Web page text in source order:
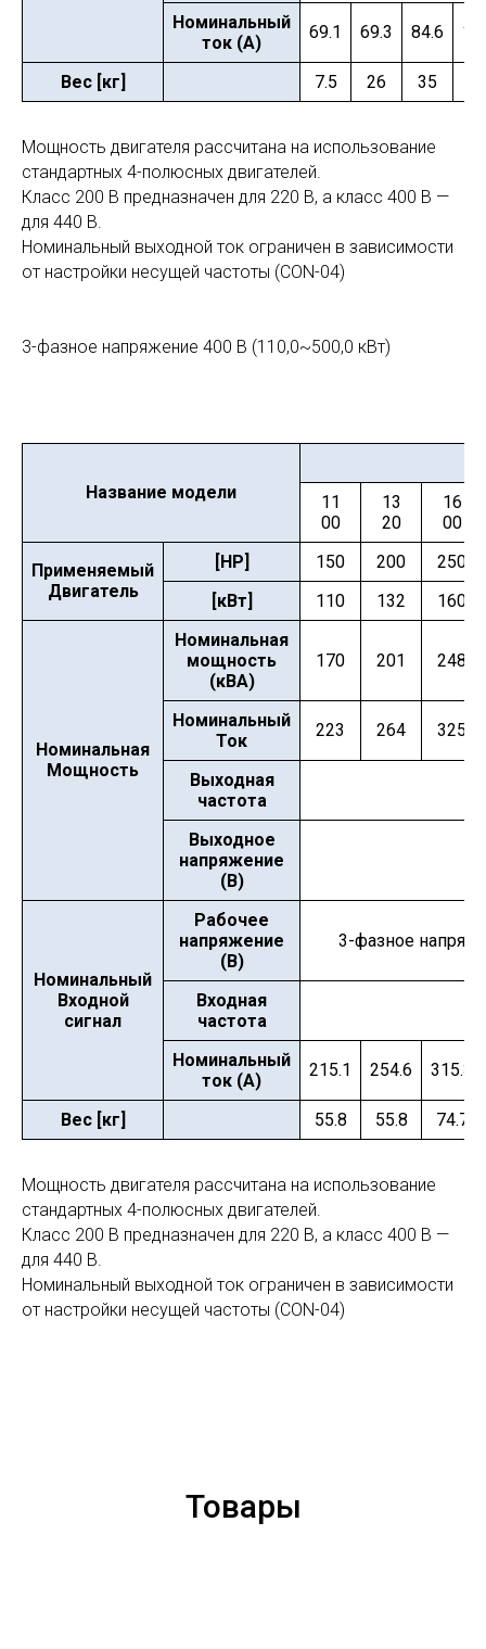
Номинальный
ток (А)
69.1 69.3 84.6
Вес [кг] 7.5 26 35
Мощность двигателя рассчитана на использование
стандартных 4-полюсных двигателей.
Класс 200 В предназначен для 220 В, а класс 400 В —
для 440 В.
Номинальный выходной ток ограничен в зависимости
от настройки несущей частоты (CON-04)
3-фазное напряжение 400 В (110,0~500,0 кВт)
Название модели
11
00
13
20
16
00
Применяемый
Двигатель
[HP] 150 200
250
[кВт]
110 132 160
Номинальная
Мощность
Номинальная
мощность
(кВА)
170 201 248
Номинальный
Ток
223 264 325
Выходная
частота
Выходное
напряжение
(В)
Номинальный
Входной
сигнал
Рабочее
напряжение
(В)
3-фазное
Входная
частота
Номинальный
ток (А)
215.1 254.6 315.3
Вес [кг] 55.8 55.8 74.7
Мощность двигателя рассчитана на использование
стандартных 4-полюсных двигателей.
Класс 200 В предназначен для 220 В, а класс 400 В —
для 440 В.
Номинальный выходной ток ограничен в зависимости
от настройки несущей частоты (CON-04)
Товары